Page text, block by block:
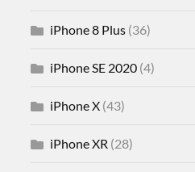
iPhone 8 Plus (36)
iPhone SE 2020 (4)
iPhone X (43)
iPhone XR (28)